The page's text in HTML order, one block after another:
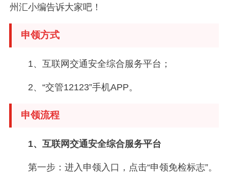
州汇小编告诉大家吧！
申领方式
1、互联网交通安全综合服务平台；
2、“交管12123”手机APP。
申领流程
1、互联网交通安全综合服务平台
第一步：进入申领入口，点击“申领免检标志”。